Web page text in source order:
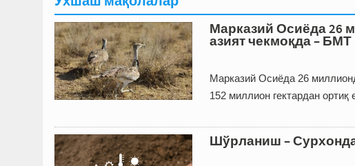
Марказий Осиёда 26
азият чекмоқда – БМТ
Марказий Осиё­да 26
152 миллион гектардан ортиқ
Шўрланиш –